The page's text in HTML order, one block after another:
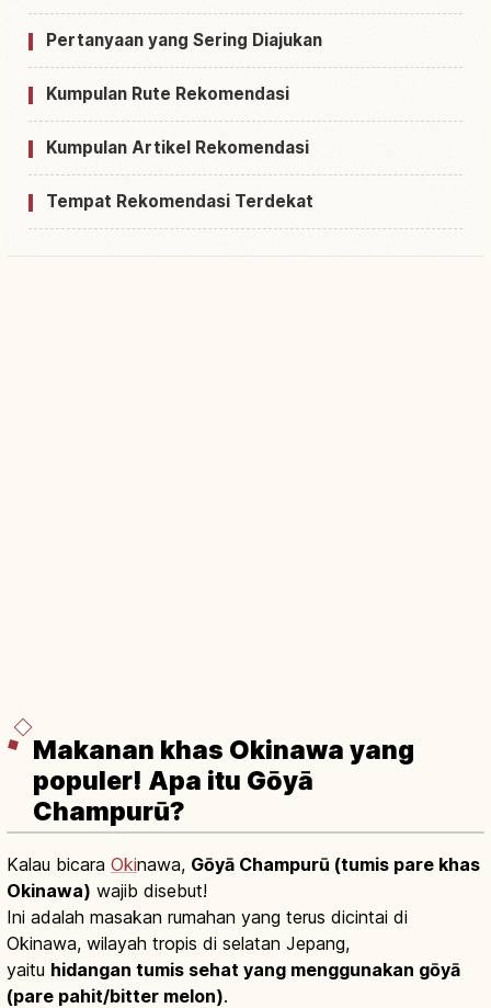
Pertanyaan yang Sering Diajukan
Kumpulan Rute Rekomendasi
Kumpulan Artikel Rekomendasi
Tempat Rekomendasi Terdekat
Makanan khas Okinawa yang
populer! Apa itu Gōyā
Champurū?
Kalau bicara Okinawa, Gōyā Champurū (tumis pare khas
Okinawa) wajib disebut!
Ini adalah masakan rumahan yang terus dicintai di
Okinawa, wilayah tropis di selatan Jepang,
yaitu hidangan tumis sehat yang menggunakan gōyā
(pare pahit/bitter melon).